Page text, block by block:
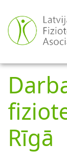
uz
galveno
saturu
Rīgā